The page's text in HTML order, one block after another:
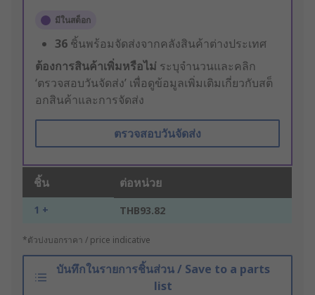
มีในสต็อก
36 ชิ้นพร้อมจัดส่งจากคลังสินค้าต่างประเทศ
ต้องการสินค้าเพิ่มหรือไม่ ระบุจำนวนและคลิก
‘ตรวจสอบวันจัดส่ง’ เพื่อดูข้อมูลเพิ่มเติมเกี่ยวกับสต็
อกสินค้าและการจัดส่ง
ตรวจสอบวันจัดส่ง
ชิ้น ต่อหน่วย
1 + THB93.82
*ตัวบ่งบอกราคา / price indicative
บันทึกในรายการชิ้นส่วน / Save to a parts
list